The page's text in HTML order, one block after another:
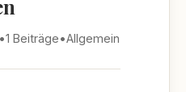
•1 Beiträge•Allgemein